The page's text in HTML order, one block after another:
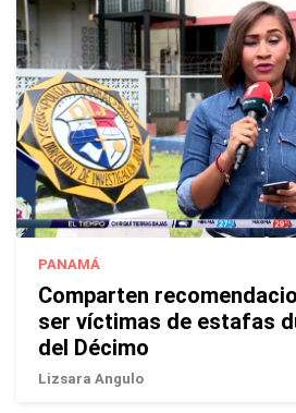
PANAMÁ
Comparten
ser víctimas de estafas
del Décimo
Lizsara Angulo